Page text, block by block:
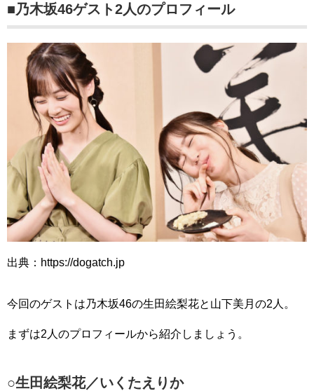
■乃木坂46ゲスト2人のプロフィール
出典：https://dogatch.jp
今回のゲストは乃木坂46の生田絵梨花と山下美月の2人。
まずは2人のプロフィールから紹介しましょう。
○生田絵梨花／いくたえりか